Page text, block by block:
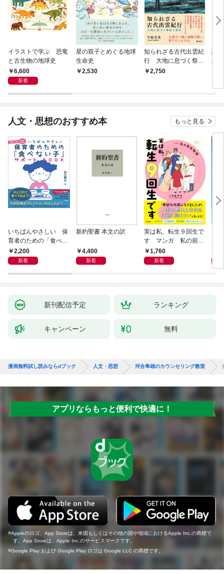
イラストで学ぶ 恐竜
と古生物の地球史
6,600
新着
星の双子とめぐる地球
生命史
2,530
知られざる古代出雲紀
行 大地に息づく祭祀
と信仰
2,750
恐
来
人文・思想のおすすめ本 もっと見る
いちばんやさしい 保
育者のための「食べな
い子」サポートＢＯＯ
Ｋ 偏食・少食のお悩
2,200
新着
新約聖書 本文の訳
4,400
新着
実は私、転生９回生で
す マンガ 私の前世
物語1,760
新着
が
新刊配信予定 ランキング
キャンペーン 無料
漫画無料試し読みならdブック 人文・思想 河合隼雄のカウンセリング教室
アプリならもっと便利で快適に！
Appleのロゴ、App Storeは、米国もしくはその他の国や地域におけるApple Inc.の商標で
す。App Storeは、Apple Inc.のサービスマークです。
Google Play および Google Play ロゴは Google LLC の商標です。